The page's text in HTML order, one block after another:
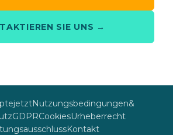
SIE UNS →
Nutzungsbedingungen&
GDPRCookiesUrheberrecht
Kontakt